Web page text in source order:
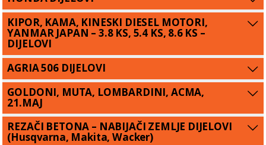
KIPOR, KAMA, KINESKI DIESEL MOTORI,
YANMAR JAPAN – 3.8 KS, 5.4 KS, 8.6 KS –
DIJELOVI
AGRIA 506 DIJELOVI
GOLDONI, MUTA, LOMBARDINI, ACMA,
21.MAJ
REZAČI BETONA – NABIJAČI ZEMLJE DIJELOVI
(Husqvarna, Makita, Wacker)